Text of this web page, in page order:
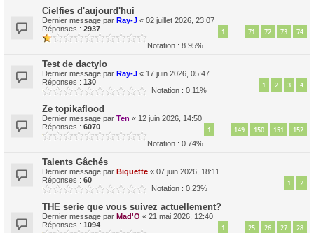
Cielfies d'aujourd'hui
Dernier message par Ray-J « 02 juillet 2026, 23:07
Réponses : 2937 1 … 71 72 73 74
Notation : 8.95%
Test de dactylo
Dernier message par Ray-J « 17 juin 2026, 05:47
Réponses : 130 1 2 3 4
Notation : 0.11%
Ze topikaflood
Dernier message par Ten « 12 juin 2026, 14:50
Réponses : 6070 1 … 149 150 151 152
Notation : 0.74%
Talents Gâchés
Dernier message par Biquette « 07 juin 2026, 18:11
Réponses : 60 1 2
Notation : 0.23%
THE serie que vous suivez actuellement?
Dernier message par Mad'O « 21 mai 2026, 12:40
Réponses : 1094 1 … 25 26 27 28